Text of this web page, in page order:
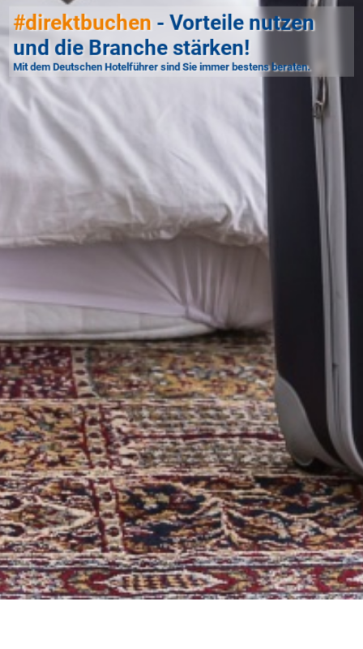
#direktbuchen - Vorteile nutzen
und die Branche stärken!
Mit dem Deutschen Hotelführer sind Sie immer bestens beraten.